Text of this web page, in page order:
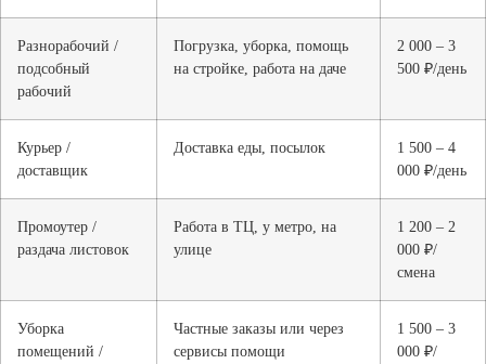
Разнорабочий /
подсобный
рабочий
Погрузка, уборка, помощь
на стройке, работа на даче
2 000 – 3
500 ₽/день
Курьер /
доставщик
Доставка еды, посылок
1 500 – 4
000 ₽/день
Промоутер /
раздача листовок
Работа в ТЦ, у метро, на
улице
1 200 – 2
000 ₽/
смена
Уборка
помещений /
Частные заказы или через
сервисы помощи
1 500 – 3
000 ₽/